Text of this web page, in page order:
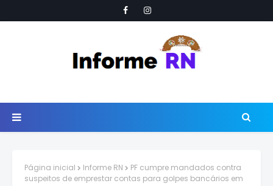
Página inicial Informe RN
PF cumpre mandados contra
suspeitos de emprestar contas para golpes bancários em